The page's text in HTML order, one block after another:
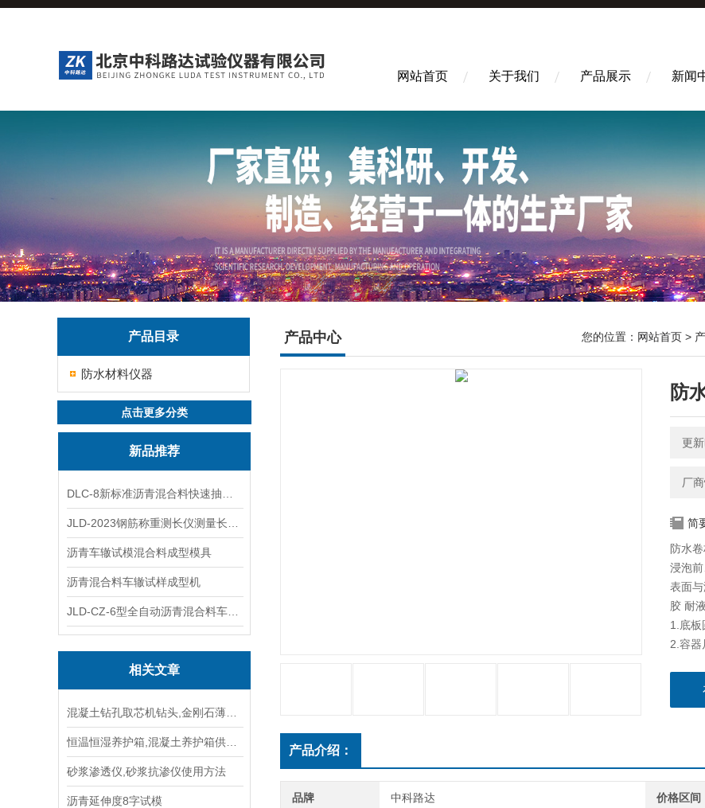
网站首页 关于我们 产品展示 新闻
产品目录
防水材料仪器
点击更多分类
新品推荐
沥青车辙试模混合料成型模具
沥青混合料车辙试样成型机
相关文章
砂浆渗透仪,砂浆抗渗仪使用方法
沥青延伸度8字试模
产品中心 您的位置： 网站首页 >
防
更
厂
简
防水
浸泡
表面
胶 耐
1.底板
2.容
产品介绍：
品牌 中科路达 价格区间